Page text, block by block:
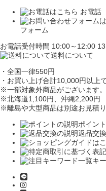
お電話
フォーム
お電話受付時間 10:00～12:00
送料について
・全国一律550円
・お買い上げ合計10,000円 以上
※一部対象外商品がございます。
※北海道1,100円
、沖縄2,200円
※離島や大型商品は別途お見積り
ポイン
返品交
キ